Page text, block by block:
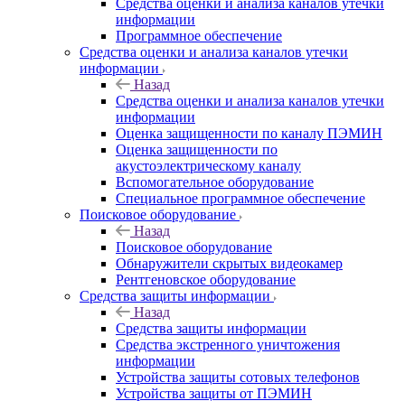
Средства оценки и анализа каналов утечки
информации
Программное обеспечение
Средства оценки и анализа каналов утечки
информации
Назад
Средства оценки и анализа каналов утечки
информации
Оценка защищенности по каналу ПЭМИН
Оценка защищенности по
акустоэлектрическому каналу
Вспомогательное оборудование
Специальное программное обеспечение
Поисковое оборудование
Назад
Поисковое оборудование
Обнаружители скрытых видеокамер
Рентгеновское оборудование
Средства защиты информации
Назад
Средства защиты информации
Средства экстренного уничтожения
информации
Устройства защиты сотовых телефонов
Устройства защиты от ПЭМИН